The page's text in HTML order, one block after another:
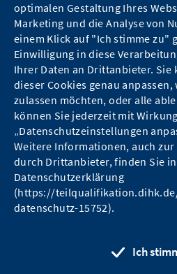
Kontakt
Hinweise zum
optimalen Gestaltung Ihres
Marketing und die Analyse von
einem Klick auf "Ich stimme zu"
Einwilligung in diese
Ihrer Daten an Drittanbieter. Sie
dieser Cookies genau anpassen,
zulassen möchten, oder alle
können Sie jederzeit mit
„Datenschutzeinstellungen
Weitere Informationen, auch
durch Drittanbieter, finden Sie
Datenschutzerklärung
(https://
datenschutz-15752).
Ich